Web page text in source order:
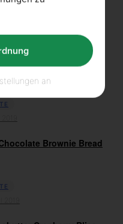
Lemongrass Thai
Brownie Bread
an